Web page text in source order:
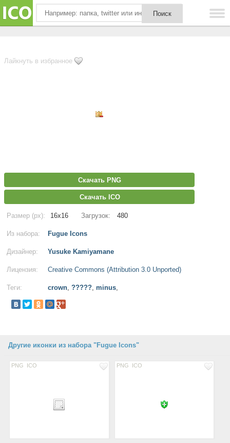
Лайкнуть в избранное
Скачать PNG
Скачать ICO
Размер (px): 16x16 Загрузок: 480
Из набора: Fugue Icons
Дизайнер: Yusuke Kamiyamane
Лицензия: Creative Commons (Attribution 3.0 Unported)
Теги: crown, ?????, minus,
Другие иконки из набора "Fugue Icons"
PNG ICO PNG ICO